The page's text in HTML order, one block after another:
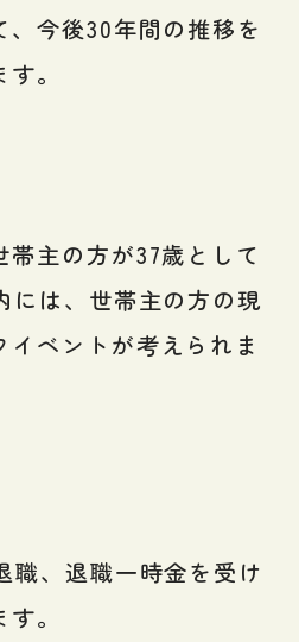
今後30年間の推移を
。
主の方が37歳として
には、世帯主の方の現
ベントが考えられま
職、退職一時金を受け
。